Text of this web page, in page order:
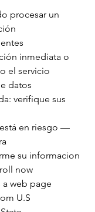
procesar un
inmediata o
el servicio
datos
verifique sus
en riesgo —
su informacion
now
a web page
U.S